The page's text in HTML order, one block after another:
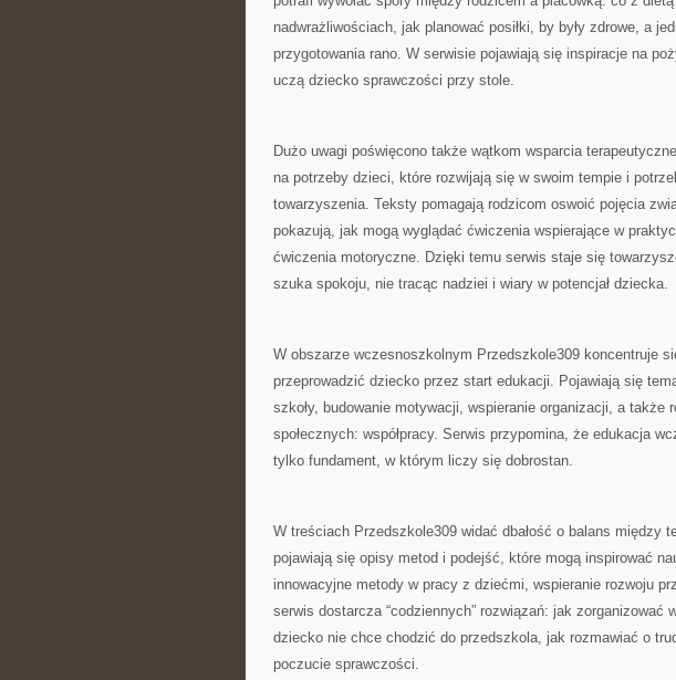
nadwrażliwościach, jak planować posiłki, by były zdrowe, a
przygotowania rano. W serwisie pojawiają się inspiracje na
uczą dziecko sprawczości przy stole.
Dużo uwagi poświęcono także wątkom wsparcia
na potrzeby dzieci, które rozwijają się w swoim tempie i
towarzyszenia. Teksty pomagają rodzicom oswoić pojęcia
pokazują, jak mogą wyglądać ćwiczenia wspierające w
ćwiczenia motoryczne. Dzięki temu serwis staje się
szuka spokoju, nie tracąc nadziei i wiary w potencjał dziecka.
W obszarze wczesnoszkolnym Przedszkole309 koncentruje
przeprowadzić dziecko przez start edukacji. Pojawiają się
szkoły, budowanie motywacji, wspieranie organizacji, a także
społecznych: współpracy. Serwis przypomina, że edukacja
tylko fundament, w którym liczy się dobrostan.
W treściach Przedszkole309 widać dbałość o balans między
pojawiają się opisy metod i podejść, które mogą inspirować
innowacyjne metody w pracy z dziećmi, wspieranie rozwoju
serwis dostarcza “codziennych” rozwiązań: jak zorganizować
dziecko nie chce chodzić do przedszkola, jak rozmawiać o
poczucie sprawczości.